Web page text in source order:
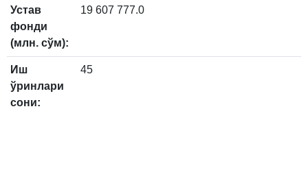
Устав
фонди
(млн. сўм):
19 607 777.0
Иш
ўринлари
сони:
45